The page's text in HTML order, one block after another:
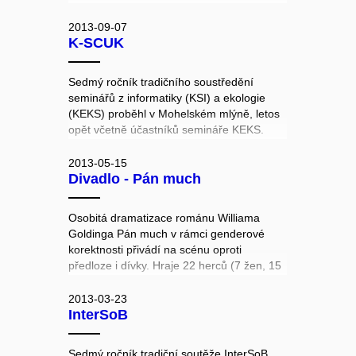
2013-09-07
K-SCUK
Sedmý ročník tradičního soustředění
seminářů z informatiky (KSI) a ekologie
(KEKS) proběhl v Mohelském mlýně, letos
opět včetně účastníků semináře KEKS.
odborných přednášek a zážitkových
programů. Vrcholem akce pak byly
kompletní realizaci až po finální prezentaci
výstupů organizátorům a ostatním
účastníkům.
2013-05-15
Divadlo - Pán much
Osobitá dramatizace románu Williama
Goldinga Pán much v rámci genderové
korektnosti přivádí na scénu oproti
předloze i dívky. Hraje 22 herců (7 žen, 15
realizačního týmu. Režie Zdeněk Filipec.
2013-03-23
InterSoB